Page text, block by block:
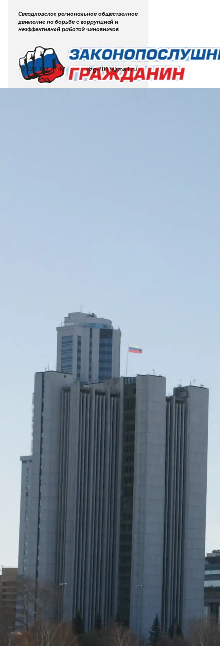
+7 922 107 77 47 dzg-2017@mail.ru
Свердловское региональное общественное
движение по борьбе с коррупцией и
неэффективной работой чиновников